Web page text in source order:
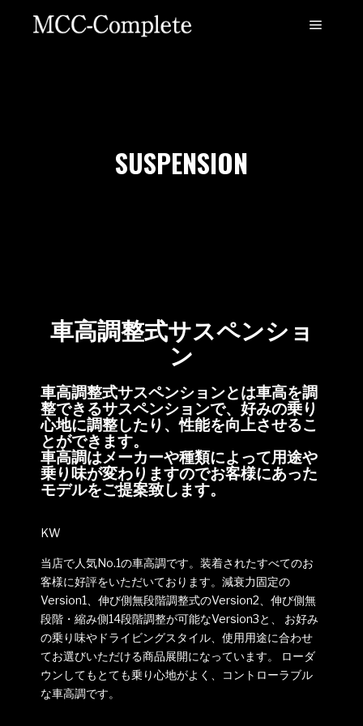
SUSPENSION
車高調整式サスペンショ
ン
車高調整式サスペンションとは車高を調
整できるサスペンションで、好みの乗り
心地に調整したり、性能を向上させるこ
とができます。
車高調はメーカーや種類によって用途や
乗り味が変わりますのでお客様にあった
モデルをご提案致します。
KW
当店で人気No.1の車高調です。装着されたすべてのお
客様に好評をいただいております。減衰力固定の
Version1、伸び側無段階調整式のVersion2、伸び側無
段階・縮み側14段階調整が可能なVersion3と、 お好み
の乗り味やドライビングスタイル、使用用途に合わせ
てお選びいただける商品展開になっています。 ローダ
ウンしてもとても乗り心地がよく、コントローラブル
な車高調です。